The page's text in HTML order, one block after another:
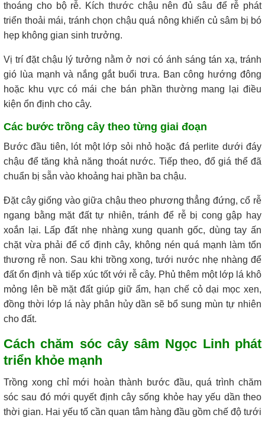
thoáng cho bộ rễ. Kích thước chậu nên đủ sâu để rễ phát
triển thoải mái, tránh chọn chậu quá nông khiến củ sâm bị bó
hẹp không gian sinh trưởng.
Vị trí đặt chậu lý tưởng nằm ở nơi có ánh sáng tán xạ, tránh
gió lùa mạnh và nắng gắt buổi trưa. Ban công hướng đông
hoặc khu vực có mái che bán phần thường mang lại điều
kiện ổn định cho cây.
Các bước trồng cây theo từng giai đoạn
Bước đầu tiên, lót một lớp sỏi nhỏ hoặc đá perlite dưới đáy
chậu để tăng khả năng thoát nước. Tiếp theo, đổ giá thể đã
chuẩn bị sẵn vào khoảng hai phần ba chậu.
Đặt cây giống vào giữa chậu theo phương thẳng đứng, cổ rễ
ngang bằng mặt đất tự nhiên, tránh để rễ bị cong gập hay
xoắn lại. Lấp đất nhẹ nhàng xung quanh gốc, dùng tay ấn
chặt vừa phải để cố định cây, không nén quá mạnh làm tổn
thương rễ non. Sau khi trồng xong, tưới nước nhẹ nhàng để
đất ổn định và tiếp xúc tốt với rễ cây. Phủ thêm một lớp lá khô
mỏng lên bề mặt đất giúp giữ ẩm, hạn chế cỏ dại mọc xen,
đồng thời lớp lá này phân hủy dần sẽ bổ sung mùn tự nhiên
cho đất.
Cách chăm sóc cây sâm Ngọc Linh phát
triển khỏe mạnh
Trồng xong chỉ mới hoàn thành bước đầu, quá trình chăm
sóc sau đó mới quyết định cây sống khỏe hay yếu dần theo
thời gian. Hai yếu tố cần quan tâm hàng đầu gồm chế độ tưới